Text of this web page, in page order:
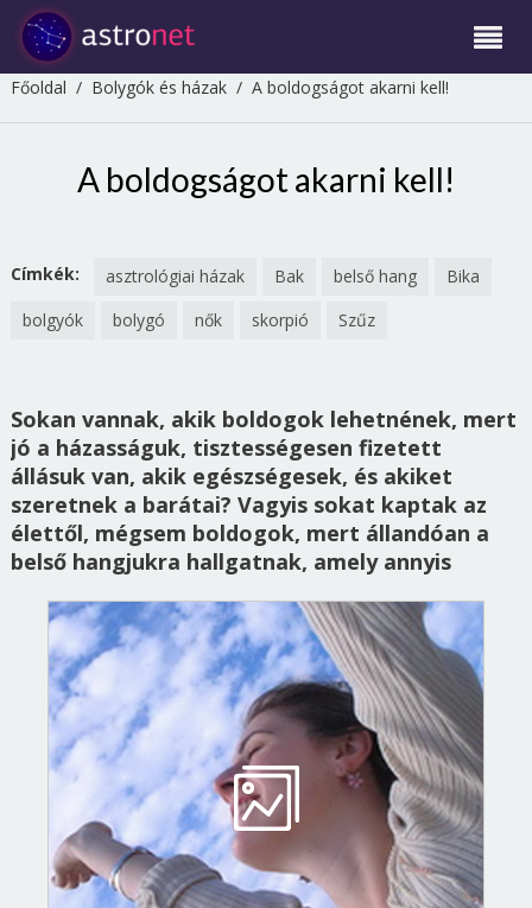
Főoldal / Bolygók és házak/ A boldogságot akarni kell!
A boldogságot akarni kell!
Címkék: asztrológiai házak Bak belső hang
Bika
bolgyók
bolygó nők skorpió Szűz
Sokan vannak, akik boldogok lehetnének, mert
jó a házasságuk, tisztességesen fizetett
állásuk van, akik egészségesek, és akiket
szeretnek a barátai? Vagyis sokat kaptak az
élettől, mégsem boldogok, mert állandóan a
belső hangjukra hallgatnak, amely annyis